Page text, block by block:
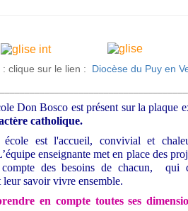
clique sur le lien : Diocèse du Puy en
Don Bosco est présent sur la plaque
catholique.
est l'accueil, convivial et
enseignante met en place des
des besoins de chacun, qui
savoir vivre ensemble.
en compte toutes ses